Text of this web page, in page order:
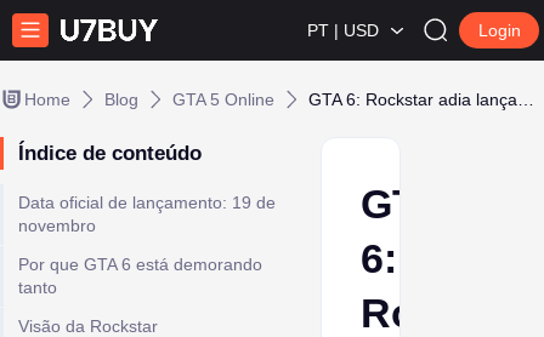
PT | USD Login
Home Blog GTA 5 Online
Índice de conteúdo
Data oficial de lançamento: 19 de
novembro
Por que GTA 6 está demorando
tanto
Visão da Rockstar
GTA
6:
Rockstar